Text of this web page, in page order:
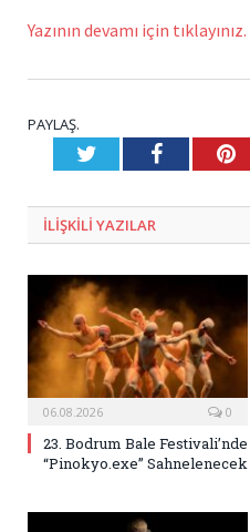
Yazının devamı için tıklayınız.
PAYLAŞ.
TwitterFacebook
ILIŞKILI YAZILAR
06.08.2026 0
23. Bodrum Bale Festivali’nde
“Pinokyo.exe” Sahnelenecek